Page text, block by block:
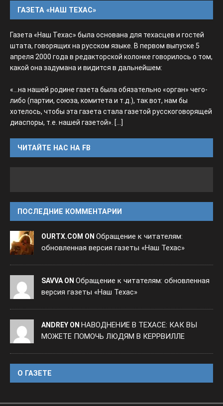
ГАЗЕТА «НАШ ТЕХАС»
Газета «Наш Техас» была основана для техасцев и гостей
штата, говорящих на русском языке. В первом выпуске 5
апреля 2000 года в редакторской колонке говорилось о том,
какой она задумана и видится в дальнейшем:
«...на нашей родине газета была обязательно «орган» чего-
либо (партии, союза, комитета и т.д.), так вот, нам бы
хотелось, чтобы эта газета стала газетой русскоговорящей
диаспоры, т.е. нашей газетой». [...]
ЧИТАЙТЕ НАС НА FB
ПОСЛЕДНИЕ КОММЕНТАРИИ
OURTX.COM ON Обращение к читателям:
обновленная версия газеты «Наш Техас»
SAVVA ON Обращение к читателям: обновленная
версия газеты «Наш Техас»
ANDREY ON НАВОДНЕНИЕ В ТЕХАСЕ: КАК ВЫ
МОЖЕТЕ ПОМОЧЬ ЛЮДЯМ В КЕРРВИЛЛЕ
O ГАЗЕТЕ